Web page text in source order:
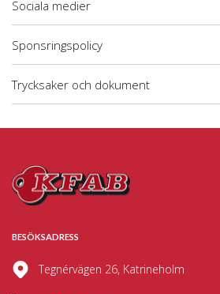
Sociala medier
Sponsringspolicy
Trycksaker och dokument
BESÖKSADRESS
Tegnérvägen 26, Katrineholm